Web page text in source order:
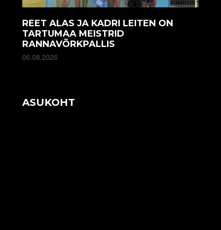
REET ALAS JA KADRI LEITEN ON
TARTUMAA MEISTRID
RANNAVÕRKPALLIS
06.08.2026
ASUKOHT